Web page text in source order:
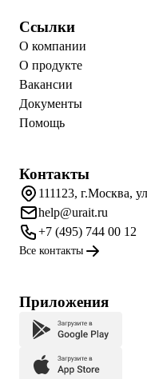
Ссылки
О компании
О продукте
Вакансии
Документы
Помощь
Контакты
111123, г.Москва,
help@urait.ru
+7 (495) 744 00 12
Все контакты
Приложения